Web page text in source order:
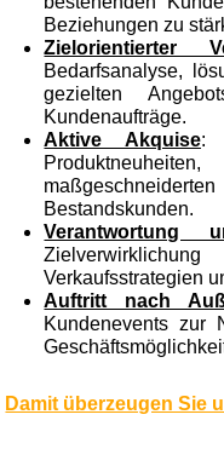
Beziehungen zu
Zielorientierter
Bedarfsanalyse,
gezielten
Kundenaufträge.
Aktive Akquise:
Bestandskunden.
Verantwortung
Verkaufsstrategien
Auftritt nach
Kundenevents zur
Damit überzeugen Sie